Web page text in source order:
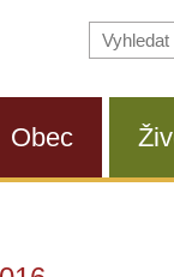
na
Obec